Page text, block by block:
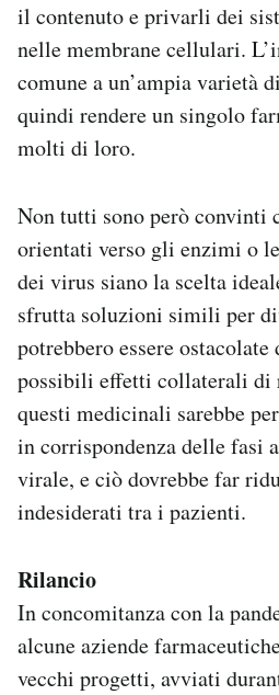
il contenuto e privarli dei
nelle membrane cellulari.
comune a un’ampia varietà
quindi rendere un singolo
molti di loro.
Non tutti sono però convinti
orientati verso gli enzimi o
dei virus siano la scelta
sfrutta soluzioni simili per
potrebbero essere
possibili effetti collaterali di
questi medicinali sarebbe
in corrispondenza delle fasi
virale, e ciò dovrebbe far
indesiderati tra i pazienti.
Rilancio
In concomitanza con la
alcune aziende
vecchi progetti, avviati